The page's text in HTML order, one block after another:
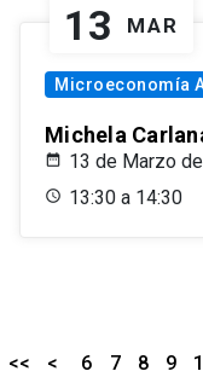
13 MAR
Microeconomía
Michela
13 de Marzo
13:30 a 14:30
<< < 6 7 8 9